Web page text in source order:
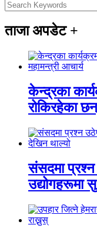
ताजा अपडेट +
केन्द्रका
रोकिरहेका
संसदमा प्रश्न
उद्योगहरूमा